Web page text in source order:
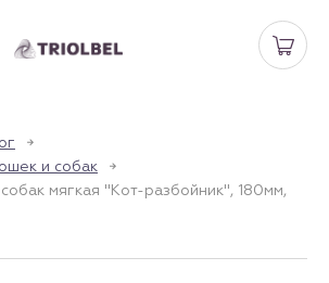
и собак
мягкая "Кот-разбойник", 180мм,